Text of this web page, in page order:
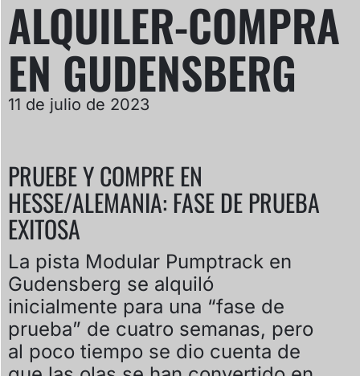
ALQUILER-COMPRA
EN GUDENSBERG
11 de julio de 2023
PRUEBE Y COMPRE EN
HESSE/ALEMANIA: FASE DE PRUEBA
EXITOSA
La pista Modular Pumptrack en
Gudensberg se alquiló
inicialmente para una “fase de
prueba” de cuatro semanas, pero
al poco tiempo se dio cuenta de